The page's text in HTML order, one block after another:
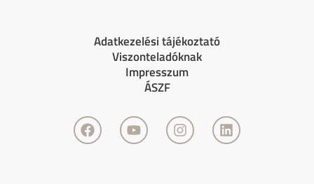
Adatkezelési tájékoztató
Viszonteladóknak
Impresszum
ÁSZF
F
a
c
Y
o
u
I
n
s
L
i
n